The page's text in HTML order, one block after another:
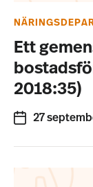
Ett
2018:35)
27